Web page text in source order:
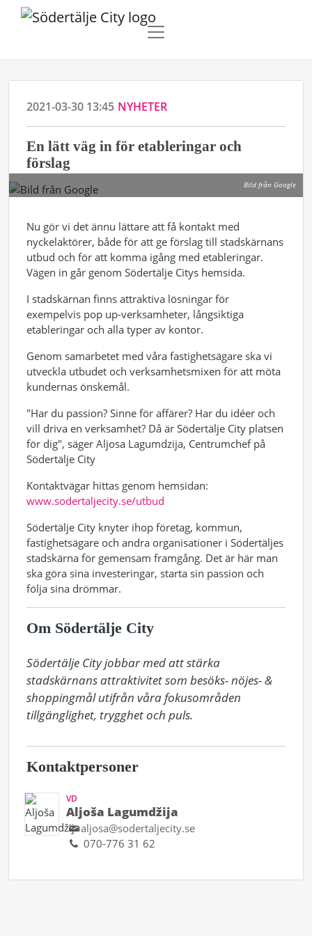
2021-03-30 13:45 NYHETER
En lätt väg in för etableringar och
förslag
Bild från Google
Nu gör vi det ännu lättare att få kontakt med
nyckelaktörer, både för att ge förslag till stadskärnans
utbud och för att komma igång med etableringar.
Vägen in går genom Södertälje Citys hemsida.
I stadskärnan finns attraktiva lösningar för
exempelvis pop up-verksamheter, långsiktiga
etableringar och alla typer av kontor.
Genom samarbetet med våra fastighetsägare ska vi
utveckla utbudet och verksamhetsmixen för att möta
kundernas önskemål.
"Har du passion? Sinne för affärer? Har du idéer och
vill driva en verksamhet? Då är Södertälje City platsen
för dig", säger Aljosa Lagumdzija, Centrumchef på
Södertälje City
Kontaktvägar hittas genom hemsidan:
www.sodertaljecity.se/utbud
Södertälje City knyter ihop företag, kommun,
fastighetsägare och andra organisationer i Södertäljes
stadskärna för gemensam framgång. Det är här man
ska göra sina investeringar, starta sin passion och
följa sina drömmar.
Om Södertälje City
Södertälje City jobbar med att stärka
stadskärnans attraktivitet som besöks- nöjes- &
shoppingmål utifrån våra fokusområden
tillgänglighet, trygghet och puls.
Kontaktpersoner
VD
Aljoša Lagumdžija
aljosa@sodertaljecity.se
070-776 31 62